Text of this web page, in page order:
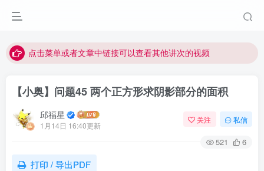
点击菜单或者文章中链接可以查看其他讲次的视频
视频无法观看的微信发消息给邱老师重置即可
【小奥】问题45 两个正方形求阴影部分的面积
邱福星
1月14日 16:40更新
关注 私信
521 6
打印 / 导出PDF